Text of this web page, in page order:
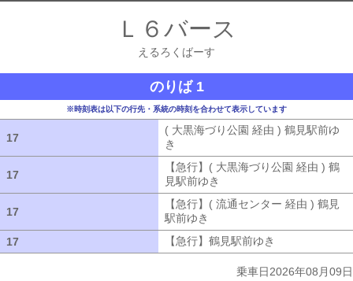
Ｌ６バース
えるろくばーす
のりば 1
※時刻表は以下の行先・系統の時刻を合わせて表示しています
17
( 大黒海づり公園 経由 ) 鶴見駅前ゆ
き
17
【急行】( 大黒海づり公園 経由 ) 鶴
見駅前ゆき
17
【急行】( 流通センター 経由 ) 鶴見
駅前ゆき
17
【急行】鶴見駅前ゆき
乗車日2026年08月09日